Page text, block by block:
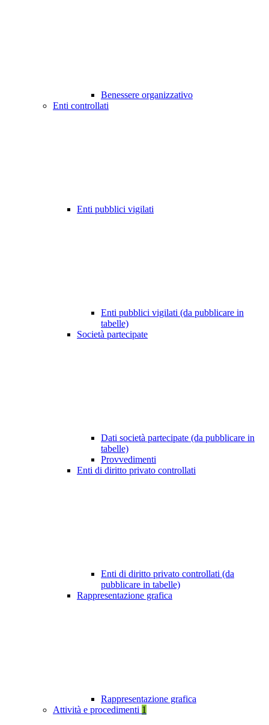
Benessere organizzativo
Enti controllati
Enti pubblici vigilati
Enti pubblici vigilati (da pubblicare in
tabelle)
Società partecipate
Dati società partecipate (da pubblicare in
tabelle)
Provvedimenti
Enti di diritto privato controllati
Enti di diritto privato controllati (da
pubblicare in tabelle)
Rappresentazione grafica
Rappresentazione grafica
Attività e procedimenti 1